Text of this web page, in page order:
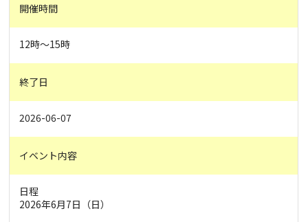
開催時間
12時〜15時
終了日
2026-06-07
イベント内容
日程
2026年6月7日（日）